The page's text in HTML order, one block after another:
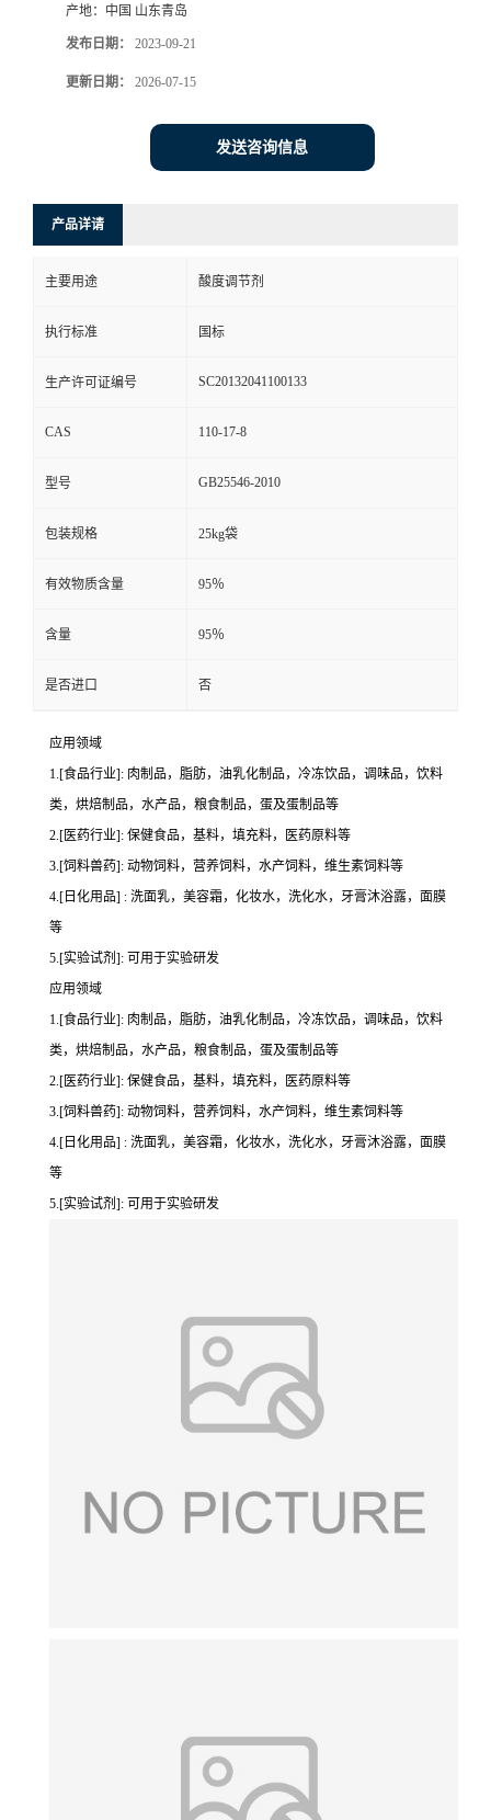
产地： 中国 山东青岛
发布日期： 2023-09-21
更新日期： 2026-07-15
发送咨询信息
产品详请
主要用途 酸度调节剂
执行标准 国标
生产许可证编号 SC20132041100133
CAS 110-17-8
型号 GB25546-2010
包装规格 25kg袋
有效物质含量 95％
含量 95％
是否进口 否
应用领域
1.[食品行业]: 肉制品，脂肪，油乳化制品，冷冻饮品，调味品，饮料
类，烘焙制品，水产品，粮食制品，蛋及蛋制品等
2.[医药行业]: 保健食品，基料，填充料，医药原料等
3.[饲料兽药]: 动物饲料，营养饲料，水产饲料，维生素饲料等
4.[日化用品] : 洗面乳，美容霜，化妆水，洗化水，牙膏沐浴露，面膜
等
5.[实验试剂]: 可用于实验研发
应用领域
1.[食品行业]: 肉制品，脂肪，油乳化制品，冷冻饮品，调味品，饮料
类，烘焙制品，水产品，粮食制品，蛋及蛋制品等
2.[医药行业]: 保健食品，基料，填充料，医药原料等
3.[饲料兽药]: 动物饲料，营养饲料，水产饲料，维生素饲料等
4.[日化用品] : 洗面乳，美容霜，化妆水，洗化水，牙膏沐浴露，面膜
等
5.[实验试剂]: 可用于实验研发